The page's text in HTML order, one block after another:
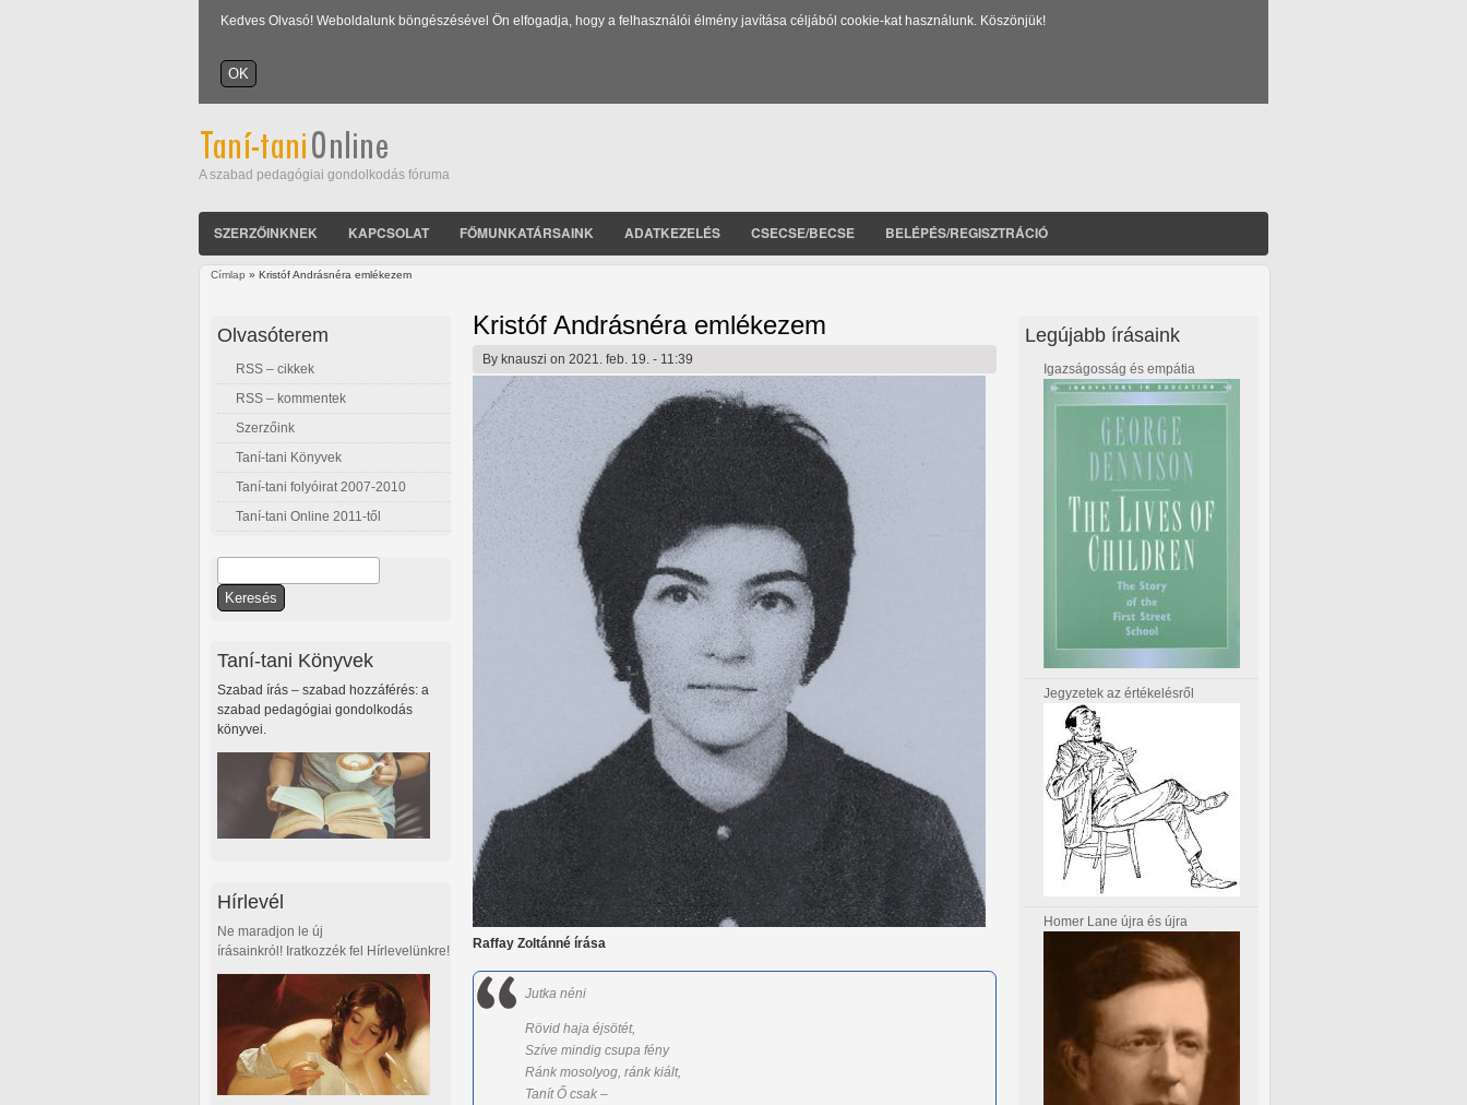
Kedves Olvasó! Weboldalunk böngészésével Ön elfogadja, hogy a felhasználói élmény javítása céljából cookie-kat használunk. Köszönjük!
A szabad pedagógiai gondolkodás fóruma
SZERZŐINKNEK KAPCSOLAT FŐMUNKATÁRSAINK ADATKEZELÉS CSECSE/BECSE BELÉPÉS/REGISZTRÁCIÓ
Címlap » Kristóf Andrásnéra emlékezem
Kristóf Andrásnéra emlékezem
By knauszi on 2021. feb. 19. - 11:39
Raffay Zoltánné írása
Jutka néni
Rövid haja éjsötét,
Szíve mindig csupa fény
Ránk mosolyog, ránk kiált,
Tanít Ő csak –
Olvasóterem
RSS – cikkek
RSS – kommentek
Szerzőink
Taní-tani Könyvek
Taní-tani folyóirat 2007-2010
Taní-tani Online 2011-től
Keresés űrlap
Taní-tani Könyvek
Szabad írás – szabad hozzáférés: a
szabad pedagógiai gondolkodás
könyvei.
Hírlevél
Ne maradjon le új
írásainkról! Iratkozzék fel Hírlevelünkre!
Legújabb írásaink
Igazságosság és empátia
Jegyzetek az értékelésről
Homer Lane újra és újra